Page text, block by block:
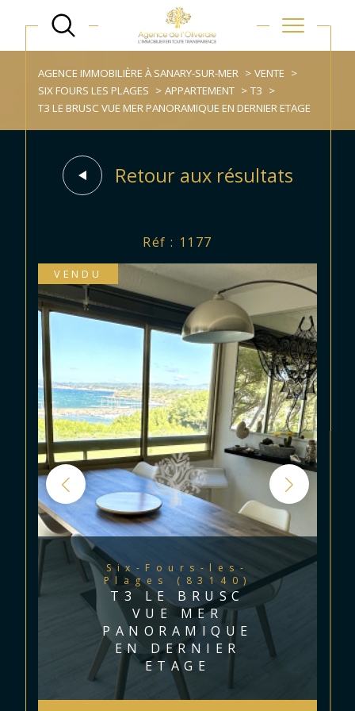
AGENCE IMMOBILIÈRE À SANARY-SUR-MER
VENTE
SIX FOURS LES PLAGES
APPARTEMENT
T3
T3 LE BRUSC VUE MER PANORAMIQUE EN DERNIER ETAGE
Retour aux résultats
Réf : 1177
VENDU
Six-Fours-les-
Plages (83140)
T3 LE BRUSC
VUE MER
PANORAMIQUE
EN DERNIER
ETAGE